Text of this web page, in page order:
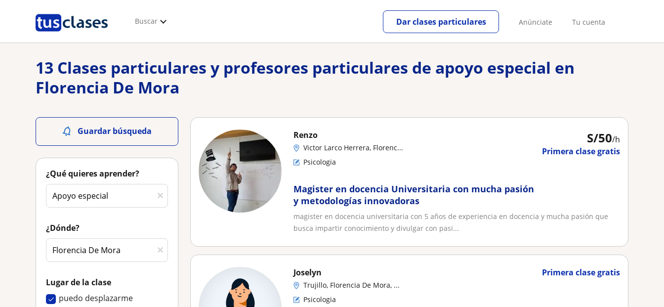
Buscar Anúnciate Tu cuenta
Dar clases particulares
13 Clases particulares y profesores particulares de apoyo especial en
Florencia De Mora
Guardar búsqueda
¿Qué quieres aprender?
¿Dónde?
Lugar de la clase
puedo desplazarme
S/50/h
Primera clase gratis
Renzo
Victor Larco Herrera, Florenc...
Psicologia
Magister en docencia Universitaria con mucha pasión
y metodologías innovadoras
magister en docencia universitaria con 5 años de experiencia en docencia y mucha pasión que
busca impartir conocimiento y divulgar con pasi...
Primera clase gratis
Joselyn
Trujillo, Florencia De Mora, ...
Psicologia